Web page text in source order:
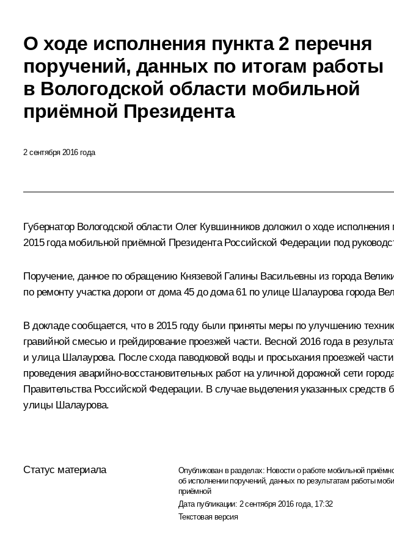
О ходе исполнения пункта 2 перечня
поручений, данных по итогам работы
в Вологодской области мобильной
приёмной Президента
2 сентября 2016 года
Губернатор Вологодской области Олег Кувшинников доложил о ходе
2015 года мобильной приёмной Президента Российской Федерации под
Поручение, данное по обращению Князевой Галины Васильевны из города
по ремонту участка дороги от дома 45 до дома 61 по улице Шалаурова города
В докладе сообщается, что в 2015 году были приняты меры по улучшению
гравийной смесью и грейдирование проезжей части. Весной 2016 года в
и улица Шалаурова. После схода паводковой воды и просыхания проезжей
проведения аварийно-восстановительных работ на уличной дорожной сети
Правительства Российской Федерации. В случае выделения указанных
улицы Шалаурова.
Статус материала Опубликован в разделах: Новости о работе мобильной
об исполнении поручений, данных по результатам работы
приёмной
Дата публикации: 2 сентября 2016 года, 17:32
Текстовая версия